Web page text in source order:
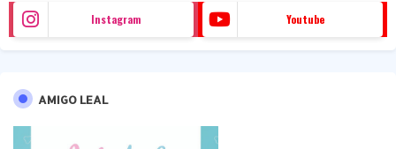
Instagram Youtube
AMIGO LEAL